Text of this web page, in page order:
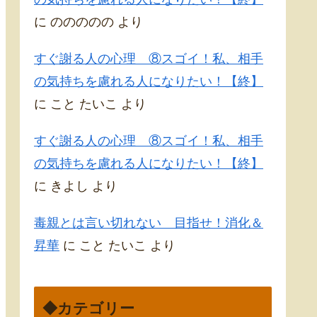
に ののののの より
すぐ謝る人の心理 ⑧スゴイ！私、相手
の気持ちを慮れる人になりたい！【終】
に こと たいこ より
すぐ謝る人の心理 ⑧スゴイ！私、相手
の気持ちを慮れる人になりたい！【終】
に きよし より
毒親とは言い切れない 目指せ！消化＆
昇華 に こと たいこ より
◆カテゴリー